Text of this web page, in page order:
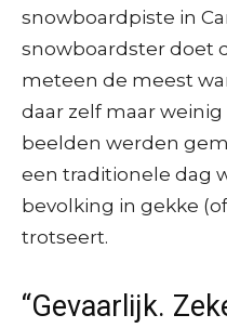
snowboardpiste in
snowboardster doet
meteen de meest
daar zelf maar
beelden werden
een traditionele dag
bevolking in gekke
trotseert.
“Gevaarlijk.